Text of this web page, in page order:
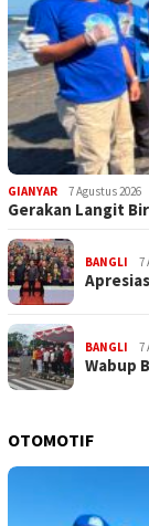
GIANYAR 7 Agustus 2026
Gerakan Langit
BANGLI 7
BANGLI 7
Wabup
OTOMOTIF